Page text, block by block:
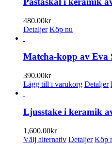
varianter.
alternativen
på
480.00kr
Detaljer Köp nu
Matcha-kopp av Eva
390.00kr
Lägg till i varukorg Detaljer
Ljusstake i keramik
1,600.00kr
Välj alternativ Den
Detaljer Köp